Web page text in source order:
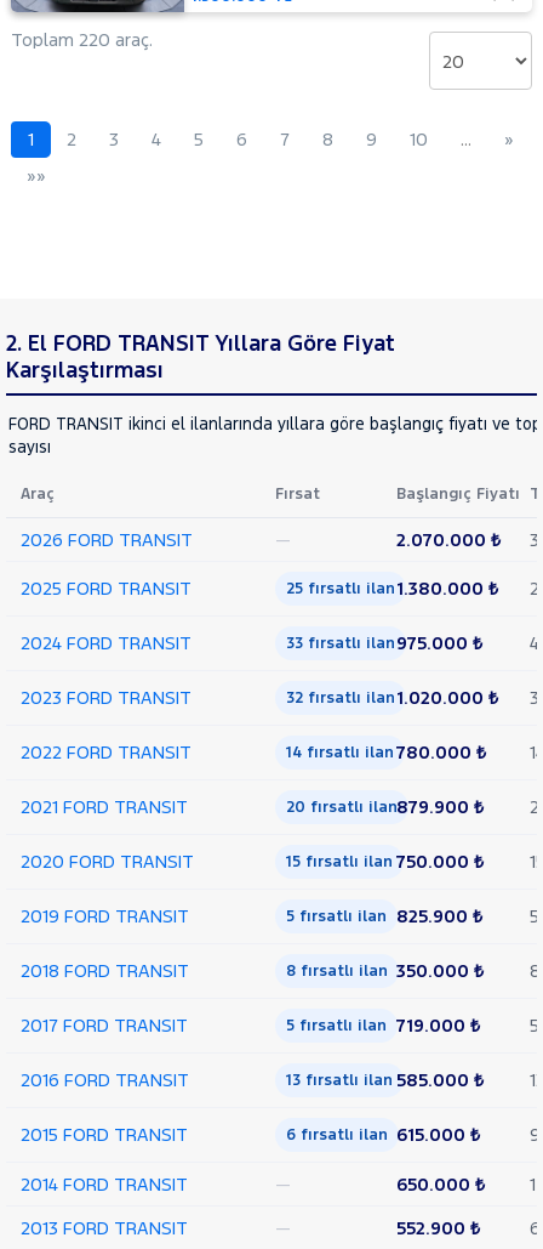
14+1
Minibüs
Tek
440 E
16+1
Minibüs
Tek
Teker
Minibüs
Çift
Arka
KAMYONET
KASALI
300
FWD
EKSTRA
ŞASI
350 ED
UZUN
ARKA
VAN
L
350 L
Toplam 220 araç.
1 2 3 4 5 6 7 8 9 10 …
»
»»
2. El FORD TRANSIT Yıllara Göre Fiyat
Karşılaştırması
FORD TRANSIT ikinci el ilanlarında yıllara göre başlangıç fiyatı ve
sayısı
Araç Fırsat Başlangıç Fiyatı
2026 FORD TRANSIT — 2.070.000 ₺ 3
2025 FORD TRANSIT 25 fırsatlı ilan1.380.000 ₺
2024 FORD TRANSIT 33 fırsatlı ilan975.000 ₺ 41
2023 FORD TRANSIT 32 fırsatlı ilan1.020.000 ₺
2022 FORD TRANSIT 14 fırsatlı ilan780.000 ₺
2021 FORD TRANSIT 20 fırsatlı ilan879.900 ₺
2020 FORD TRANSIT 15 fırsatlı ilan 750.000 ₺
2019 FORD TRANSIT 5 fırsatlı ilan 825.900 ₺ 5
2018 FORD TRANSIT 8 fırsatlı ilan 350.000 ₺ 8
2017 FORD TRANSIT 5 fırsatlı ilan 719.000 ₺ 5
2016 FORD TRANSIT 13 fırsatlı ilan 585.000 ₺
2015 FORD TRANSIT 6 fırsatlı ilan 615.000 ₺ 9
2014 FORD TRANSIT — 650.000 ₺
1
2013 FORD TRANSIT
— 552.900 ₺
6